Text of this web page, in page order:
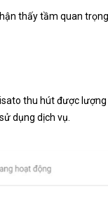
thấy tầm quan
thu hút được
dụng dịch vụ.